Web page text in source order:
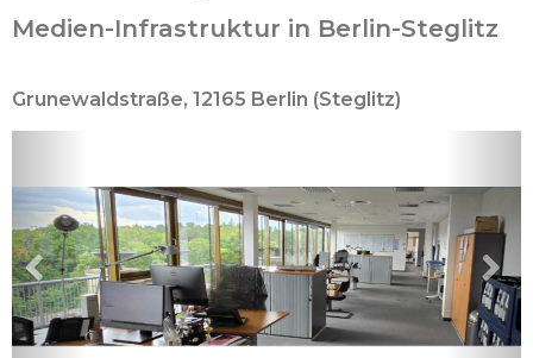
Medien-Infrastruktur in Berlin-Steglitz
Grunewaldstraße, 12165 Berlin (Steglitz)